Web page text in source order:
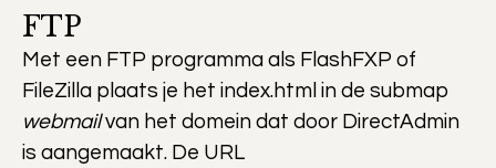
FTP
Met een FTP programma als FlashFXP of
FileZilla plaats je het index.html in de submap
webmailvan het domein dat door DirectAdmin
is aangemaakt. De URL